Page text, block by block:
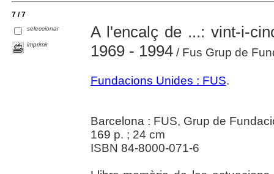
7 / 7
seleccionar
imprimir
A l'encalç de ...: vint-i-
1969 - 1994/ Fus Grup de
Fundacions Unides : FUS.
Barcelona : FUS, Grup de
169 p. ; 24 cm
ISBN 84-8000-071-6